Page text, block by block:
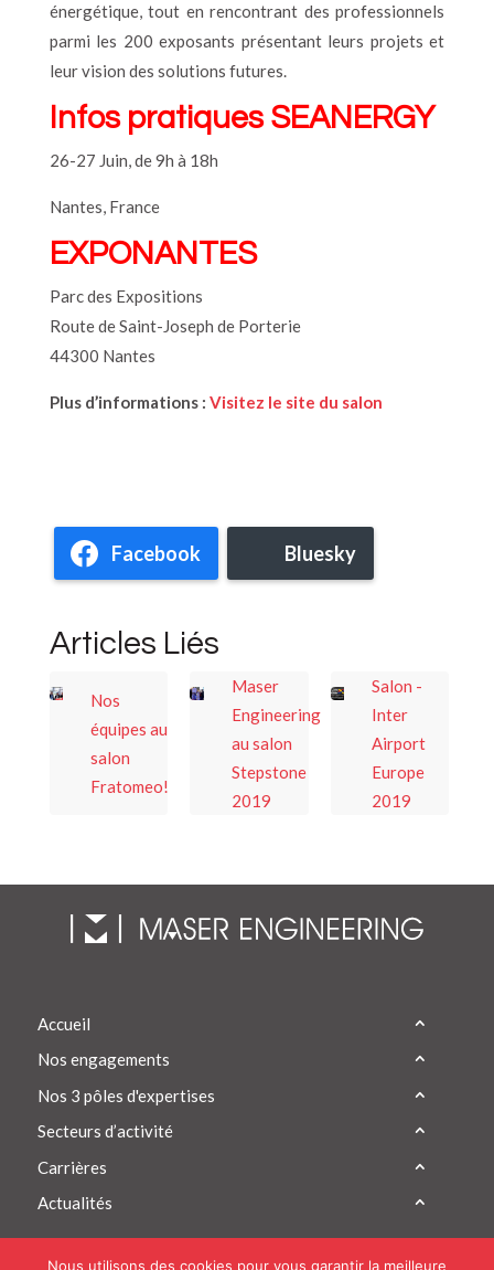
énergétique, tout en rencontrant des professionnels
parmi les 200 exposants présentant leurs projets et
leur vision des solutions futures.
Infos pratiques SEANERGY
26-27 Juin, de 9h à 18h
Nantes, France
EXPONANTES
Parc des Expositions
Route de Saint-Joseph de Porterie
44300 Nantes
Plus d’informations : Visitez le site du salon
Facebook Bluesky
Articles Liés
Nos
équipes au
salon
Fratomeo!
Maser
Engineering
au salon
Stepstone
2019
Salon -
Inter
Airport
Europe
2019
Accueil
Nos engagements
Nos 3 pôles d'expertises
Secteurs d’activité
Carrières
Actualités
Nous utilisons des cookies pour vous garantir la meilleure